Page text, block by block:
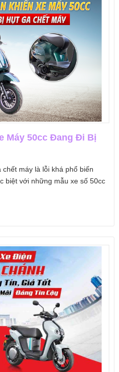
Máy 50cc Đang Đi Bị
máy là lỗi khá phổ biến
biệt với những mẫu xe số 50cc